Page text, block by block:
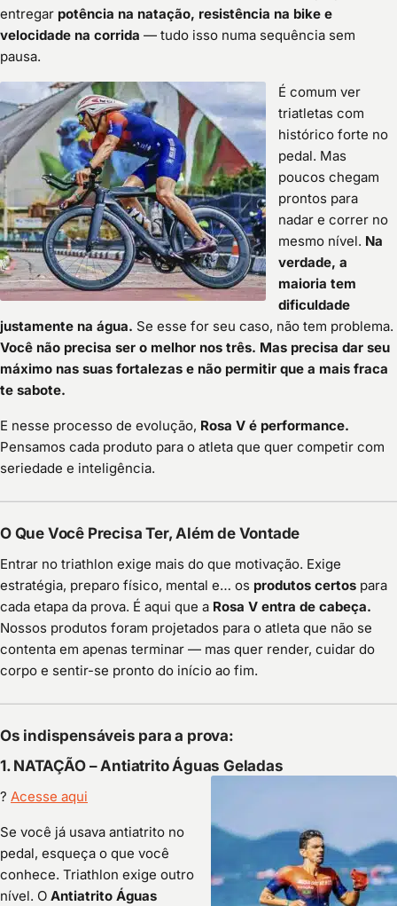
entregar potência na natação, resistência na bike e
velocidade na corrida — tudo isso numa sequência sem
pausa.
É comum ver
triatletas com
histórico forte no
pedal. Mas
poucos chegam
prontos para
nadar e correr no
mesmo nível. Na
verdade, a
maioria tem
dificuldade
justamente na água. Se esse for seu caso, não tem problema.
Você não precisa ser o melhor nos três. Mas precisa dar seu
máximo nas suas fortalezas e não permitir que a mais fraca
te sabote.
E nesse processo de evolução, Rosa V é performance.
Pensamos cada produto para o atleta que quer competir com
seriedade e inteligência.
O Que Você Precisa Ter, Além de Vontade
Entrar no triathlon exige mais do que motivação. Exige
estratégia, preparo físico, mental e… os produtos certos para
cada etapa da prova. É aqui que a Rosa V entra de cabeça.
Nossos produtos foram projetados para o atleta que não se
contenta em apenas terminar — mas quer render, cuidar do
corpo e sentir-se pronto do início ao fim.
Os indispensáveis para a prova:
1. NATAÇÃO – Antiatrito Águas Geladas
? Acesse aqui
Se você já usava antiatrito no
pedal, esqueça o que você
conhece. Triathlon exige outro
nível. O Antiatrito Águas